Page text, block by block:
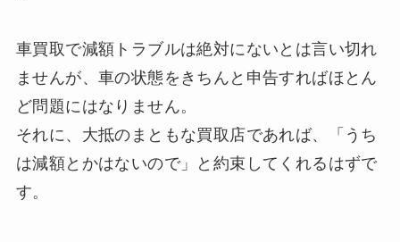
車買取で減額トラブルは絶対にないとは言い切れ
ませんが、車の状態をきちんと申告すればほとん
ど問題にはなりません。
それに、大抵のまともな買取店であれば、「うち
は減額とかはないので」と約束してくれるはずで
す。